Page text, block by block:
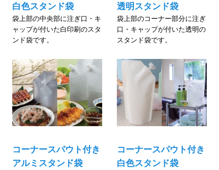
白色スタンド袋
袋上部の中央部に注ぎ口・キ
ャップが付いた白印刷のスタ
ンド袋です。
透明スタンド袋
袋上部のコーナー部分に注ぎ
口・キャップが付いた透明の
スタンド袋です。
コーナースパウト付き
アルミスタンド袋
コーナースパウト付き
白色スタンド袋